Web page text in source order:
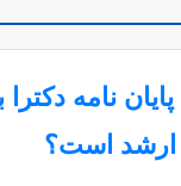
پایان نامه دکترا
ارشد است؟